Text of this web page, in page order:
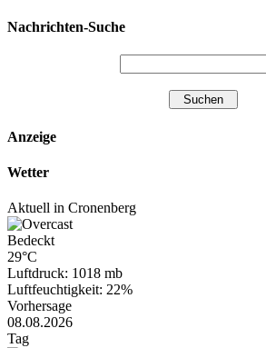
Nachrichten-Suche
Anzeige
Wetter
Aktuell in Cronenberg
Bedeckt
29°C
Luftdruck: 1018 mb
Luftfeuchtigkeit: 22%
Vorhersage
08.08.2026
Tag